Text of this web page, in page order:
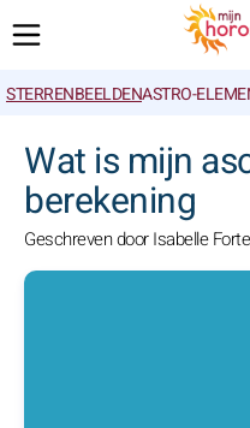
STERRENBEELDENASTRO-
Wat is mijn
berekening
Geschreven door Isabelle